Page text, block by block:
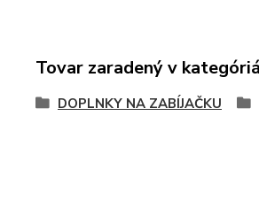
Tovar zaradený v
DOPLNKY NA ZABÍJAČKU